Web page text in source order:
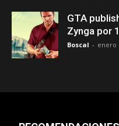
GTA
Zynga por
Boscal - enero